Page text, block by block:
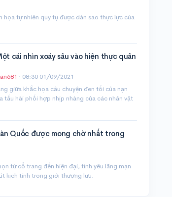
họa tự nhiên quy tụ được dàn sao thực lực của
cái nhìn xoáy sâu vào hiện thực quân
· 08:30 01/09/2021
giữa khắc họa câu chuyện đen tối của nạn
tấu hài phối hợp nhịp nhàng của các nhân vật
Quốc được mong chờ nhất trong
từ cổ trang đến hiện đại, tình yêu lãng mạn
kịch tính trong giới thượng lưu.